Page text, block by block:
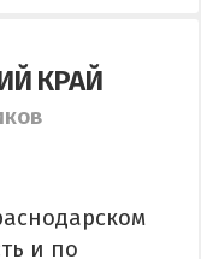
КРАЙ
и по